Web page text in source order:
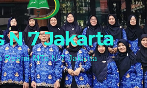
N 7 Jakarta
Resmi MTs N 7 Jakarta